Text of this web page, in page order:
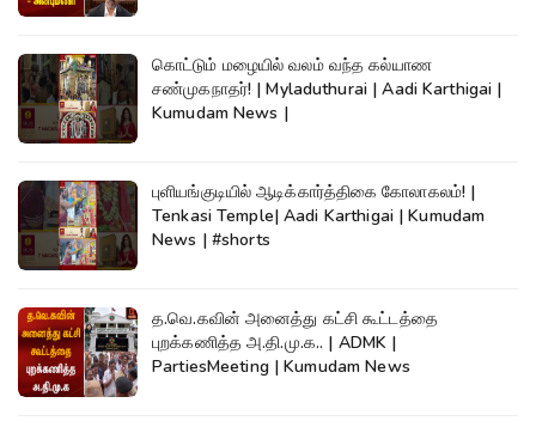
கொட்டும் மழையில் வலம் வந்த கல்யாண
சண்முகநாதர்! | Myladuthurai | Aadi Karthigai |
Kumudam News |
புளியங்குடியில் ஆடிக்கார்த்திகை கோலாகலம்! |
Tenkasi Temple| Aadi Karthigai | Kumudam
News | #shorts
த.வெ.கவின் அனைத்து கட்சி கூட்டத்தை
புறக்கணித்த அ.தி.மு.க.. | ADMK |
PartiesMeeting | Kumudam News